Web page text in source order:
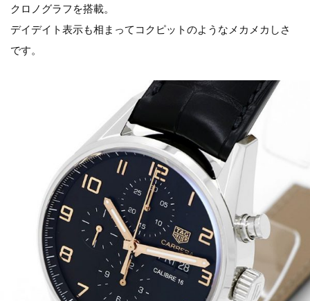
クロノグラフを搭載。
デイデイト表示も相まってコクピットのようなメカメカしさ
です。